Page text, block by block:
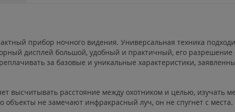
прибор ночного видения. Универсальная техника
дисплей большой, удобный и практичный, его разрешение
за базовые и уникальные характеристики,
высчитывать расстояние между охотником и целью, изучать
не замечают инфракрасный луч, он не спугнет с места.